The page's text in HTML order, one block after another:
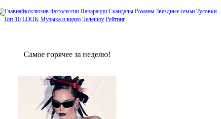
Эксклюзив Фотосессии Папарацци Скандалы Романы Звездные семьи Тусовки
Топ-10 LOOK Музыка и видео Телешоу Рейтинг
Сaмое гoрячее за неделю!